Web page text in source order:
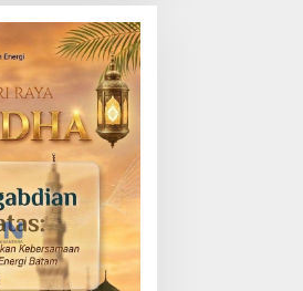
Wako Amsakar : RT/RW
Tidak Bertugas Memungut
Pajak